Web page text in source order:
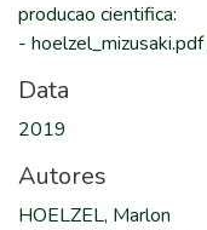
producao cientifica:
- hoelzel_mizusaki.pdf
Data
2019
Autores
HOELZEL, Marlon